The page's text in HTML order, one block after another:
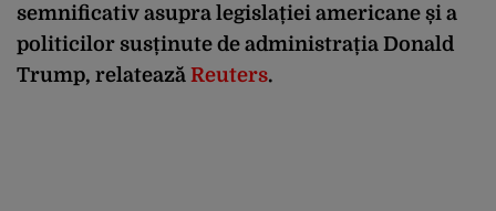
semnificativ asupra legislației americane și a
politicilor susținute de administrația Donald
Trump, relatează Reuters.